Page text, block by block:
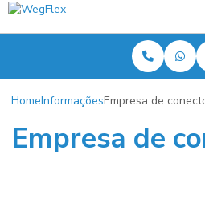
HomeInformaçõesEmpresa de
Empresa de